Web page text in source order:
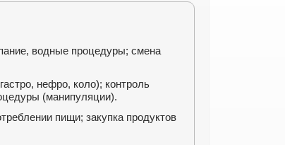
водные процедуры; смена
нефро, коло); контроль
(манипуляции).
пищи; закупка продуктов